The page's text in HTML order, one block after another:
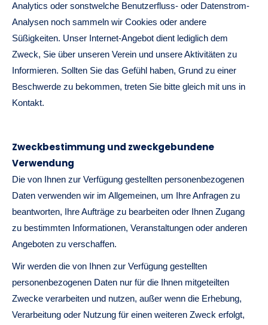
Analytics oder sonstwelche Benutzerfluss- oder Datenstrom-
Analysen noch sammeln wir Cookies oder andere
Süßigkeiten. Unser Internet-Angebot dient lediglich dem
Zweck, Sie über unseren Verein und unsere Aktivitäten zu
Informieren. Sollten Sie das Gefühl haben, Grund zu einer
Beschwerde zu bekommen, treten Sie bitte gleich mit uns in
Kontakt.
Zweckbestimmung und zweckgebundene
Verwendung
Die von Ihnen zur Verfügung gestellten personenbezogenen
Daten verwenden wir im Allgemeinen, um Ihre Anfragen zu
beantworten, Ihre Aufträge zu bearbeiten oder Ihnen Zugang
zu bestimmten Informationen, Veranstaltungen oder anderen
Angeboten zu verschaffen.
Wir werden die von Ihnen zur Verfügung gestellten
personenbezogenen Daten nur für die Ihnen mitgeteilten
Zwecke verarbeiten und nutzen, außer wenn die Erhebung,
Verarbeitung oder Nutzung für einen weiteren Zweck erfolgt,